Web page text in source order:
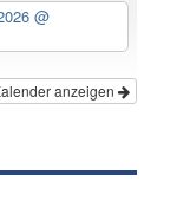
@
anzeigen